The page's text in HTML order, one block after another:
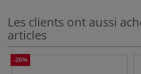
Les clients ont aussi
articles
-26%